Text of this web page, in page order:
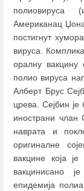
полиовируса
Американац
постигнут
вируса.
оралну
полио вируса
Алберт Брус
црева. Сејбин
инострани
наврата и
оригиналне
вакцине која
вакцинисано
епидемија